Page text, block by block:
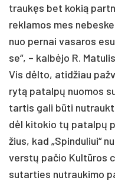
traukęs bet ko­kią
rek­la­mos mes
nuo per­nai va­sa­ros
se“, – kalbė­jo R.
Vis dėlto, ati­džiau
rytą pa­talpų nuo­mos
tar­tis ga­li būti
dėl ki­to­kio tų pa­talpų
žius, kad „Spin­du­liui“
verstų pa­čio Kultū­ros
su­tar­ties nu­trau­ki­mo